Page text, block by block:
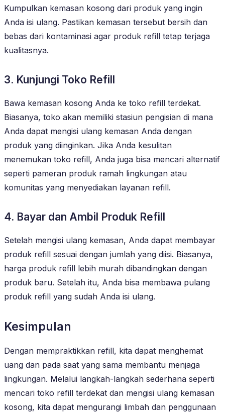
Kumpulkan kemasan kosong dari produk yang ingin
Anda isi ulang. Pastikan kemasan tersebut bersih dan
bebas dari kontaminasi agar produk refill tetap terjaga
kualitasnya.
3. Kunjungi Toko Refill
Bawa kemasan kosong Anda ke toko refill terdekat.
Biasanya, toko akan memiliki stasiun pengisian di mana
Anda dapat mengisi ulang kemasan Anda dengan
produk yang diinginkan. Jika Anda kesulitan
menemukan toko refill, Anda juga bisa mencari alternatif
seperti pameran produk ramah lingkungan atau
komunitas yang menyediakan layanan refill.
4. Bayar dan Ambil Produk Refill
Setelah mengisi ulang kemasan, Anda dapat membayar
produk refill sesuai dengan jumlah yang diisi. Biasanya,
harga produk refill lebih murah dibandingkan dengan
produk baru. Setelah itu, Anda bisa membawa pulang
produk refill yang sudah Anda isi ulang.
Kesimpulan
Dengan mempraktikkan refill, kita dapat menghemat
uang dan pada saat yang sama membantu menjaga
lingkungan. Melalui langkah-langkah sederhana seperti
mencari toko refill terdekat dan mengisi ulang kemasan
kosong, kita dapat mengurangi limbah dan penggunaan